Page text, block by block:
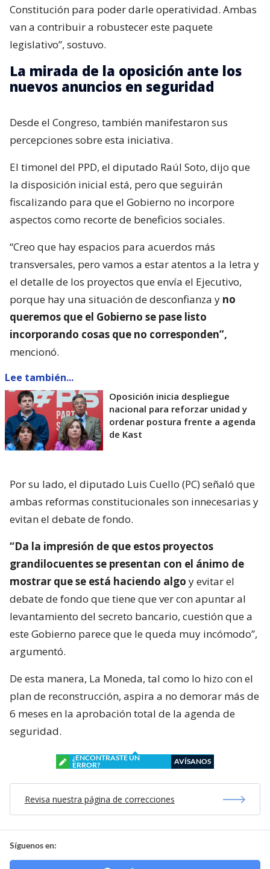
Constitución para poder darle operatividad. Ambas
van a contribuir a robustecer este paquete
legislativo”, sostuvo.
La mirada de la oposición ante los
nuevos anuncios en seguridad
Desde el Congreso, también manifestaron sus
percepciones sobre esta iniciativa.
El timonel del PPD, el diputado Raúl Soto, dijo que
la disposición inicial está, pero que seguirán
fiscalizando para que el Gobierno no incorpore
aspectos como recorte de beneficios sociales.
“Creo que hay espacios para acuerdos más
transversales, pero vamos a estar atentos a la letra y
el detalle de los proyectos que envía el Ejecutivo,
porque hay una situación de desconfianza y no
queremos que el Gobierno se pase listo
incorporando cosas que no corresponden”,
mencionó.
Lee también...
Oposición inicia despliegue
nacional para reforzar unidad y
ordenar postura frente a agenda
de Kast
Por su lado, el diputado Luis Cuello (PC) señaló que
ambas reformas constitucionales son innecesarias y
evitan el debate de fondo.
“Da la impresión de que estos proyectos
grandilocuentes se presentan con el ánimo de
mostrar que se está haciendo algo y evitar el
debate de fondo que tiene que ver con apuntar al
levantamiento del secreto bancario, cuestión que a
este Gobierno parece que le queda muy incómodo”,
argumentó.
De esta manera, La Moneda, tal como lo hizo con el
plan de reconstrucción, aspira a no demorar más de
6 meses en la aprobación total de la agenda de
seguridad.
¿ENCONTRASTE UN
ERROR?
AVÍSANOS
Revisa nuestra página de correcciones
Síguenos en: